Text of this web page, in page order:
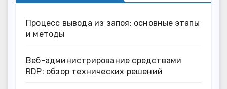
Процесс вывода из запоя: основные этапы
и методы
Веб-администрирование средствами
RDP: обзор технических решений